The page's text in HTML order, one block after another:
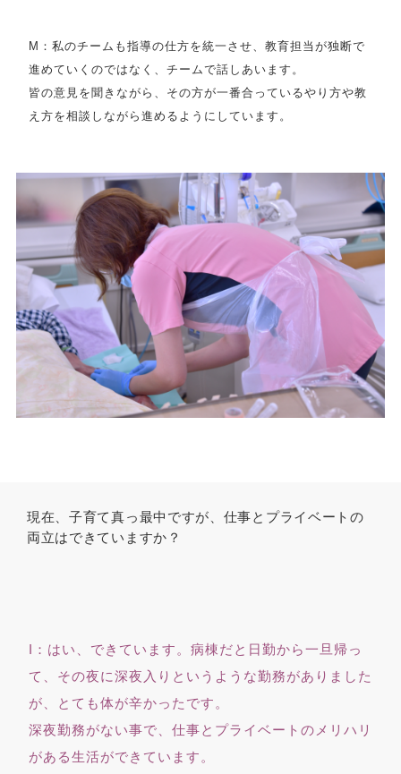
M：私のチームも指導の仕方を統一させ、教育担当が独断で
進めていくのではなく、チームで話しあいます。
皆の意見を聞きながら、その方が一番合っているやり方や教
え方を相談しながら進めるようにしています。
現在、子育て真っ最中ですが、仕事とプライベートの
両立はできていますか？
I：はい、できています。病棟だと日勤から一旦帰っ
て、その夜に深夜入りというような勤務がありました
が、とても体が辛かったです。
深夜勤務がない事で、仕事とプライベートのメリハリ
がある生活ができています。